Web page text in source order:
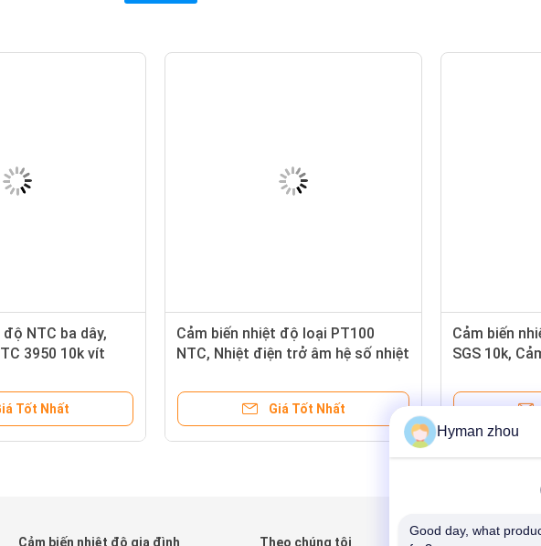
NTC ba dây,
3950 10k vít
Tốt Nhất
Cảm biến nhiệt độ loại PT100
NTC, Nhiệt điện trở âm hệ số nhiệt
Giá Tốt Nhất
Cảm biến
SGS 10k,
Cảm biến nhiệt độ gia đình Theo chúng tôi Gửi thư
Hyman zhou
Good day, what